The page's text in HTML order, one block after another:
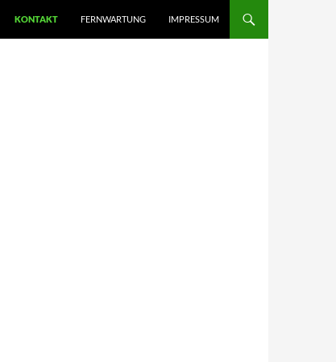
KONTAKT FERNWARTUNG IMPRESSUM